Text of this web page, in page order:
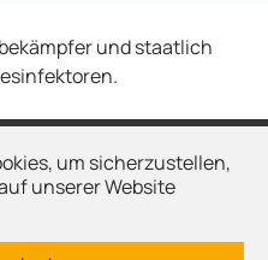
um sicherzustellen,
unserer Website
und staatlich